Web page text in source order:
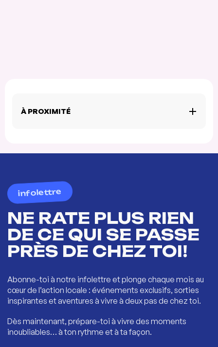
À PROXIMITÉ
infolettre
NE RATE PLUS RIEN
DE CE QUI SE PASSE
PRÈS DE CHEZ TOI!
Abonne-toi à notre infolettre et plonge chaque mois au
cœur de l’action locale : événements exclusifs, sorties
inspirantes et aventures à vivre à deux pas de chez toi.
Dès maintenant, prépare-toi à vivre des moments
inoubliables… à ton rythme et à ta façon.